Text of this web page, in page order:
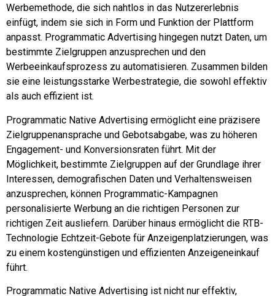
Werbemethode, die sich nahtlos in das Nutzererlebnis
einfügt, indem sie sich in Form und Funktion der Plattform
anpasst. Programmatic Advertising hingegen nutzt Daten, um
bestimmte Zielgruppen anzusprechen und den
Werbeeinkaufsprozess zu automatisieren. Zusammen bilden
sie eine leistungsstarke Werbestrategie, die sowohl effektiv
als auch effizient ist.
Programmatic Native Advertising ermöglicht eine präzisere
Zielgruppenansprache und Gebotsabgabe, was zu höheren
Engagement- und Konversionsraten führt. Mit der
Möglichkeit, bestimmte Zielgruppen auf der Grundlage ihrer
Interessen, demografischen Daten und Verhaltensweisen
anzusprechen, können Programmatic-Kampagnen
personalisierte Werbung an die richtigen Personen zur
richtigen Zeit ausliefern. Darüber hinaus ermöglicht die RTB-
Technologie Echtzeit-Gebote für Anzeigenplatzierungen, was
zu einem kostengünstigen und effizienten Anzeigeneinkauf
führt.
Programmatic Native Advertising ist nicht nur effektiv,